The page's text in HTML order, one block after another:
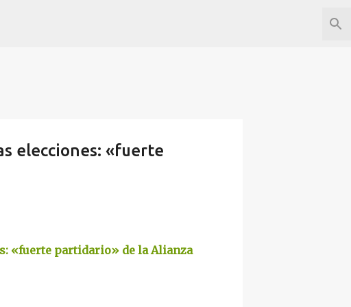
elecciones: «fuerte
«fuerte partidario» de la Alianza